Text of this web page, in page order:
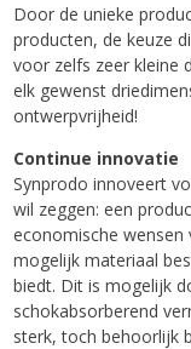
Door de unieke
producten, de keuze
voor zelfs zeer kleine
elk gewenst
ontwerpvrijheid!
Continue innovatie
Synprodo innoveert
wil zeggen: een
economische
mogelijk materiaal
biedt. Dit is mogelijk
schokabsorberend
sterk, toch behoorlijk